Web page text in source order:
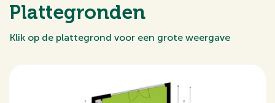
Plattegronden
Klik op de plattegrond voor een grote weergave